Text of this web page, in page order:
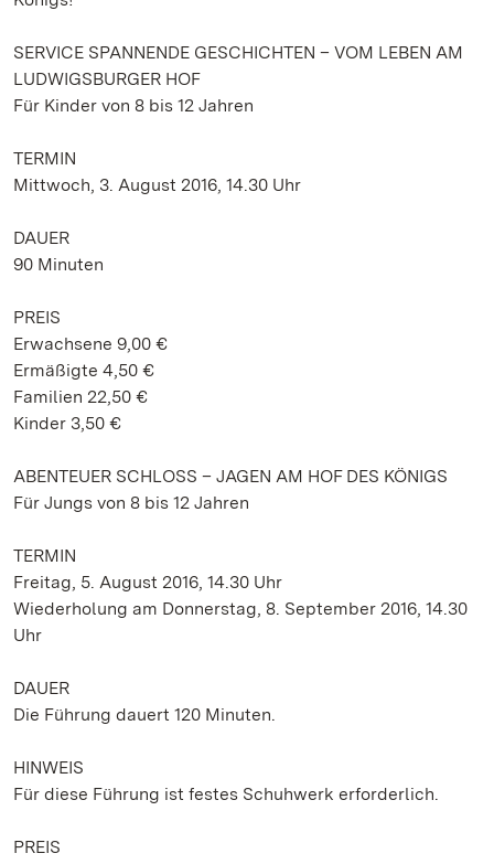
SERVICE SPANNENDE GESCHICHTEN – VOM LEBEN AM
LUDWIGSBURGER HOF
Für Kinder von 8 bis 12 Jahren
TERMIN
Mittwoch, 3. August 2016, 14.30 Uhr
DAUER
90 Minuten
PREIS
Erwachsene 9,00 €
Ermäßigte 4,50 €
Familien 22,50 €
Kinder 3,50 €
ABENTEUER SCHLOSS – JAGEN AM HOF DES KÖNIGS
Für Jungs von 8 bis 12 Jahren
TERMIN
Freitag, 5. August 2016, 14.30 Uhr
Wiederholung am Donnerstag, 8. September 2016, 14.30
Uhr
DAUER
Die Führung dauert 120 Minuten.
HINWEIS
Für diese Führung ist festes Schuhwerk erforderlich.
PREIS